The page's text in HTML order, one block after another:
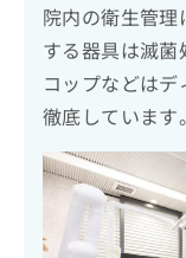
院内の衛生管
する器具は滅
コップなどは
徹底しています。